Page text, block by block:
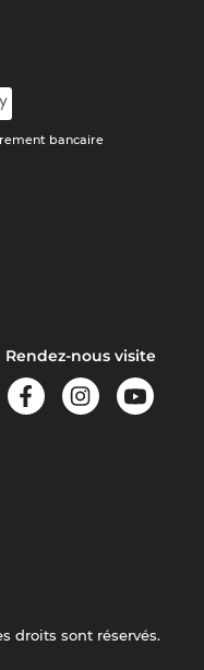
bancaire
Rendez-nous visite
droits sont réservés.